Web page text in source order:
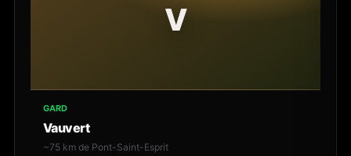
V
GARD
Vauvert
~75 km de Pont-Saint-Esprit